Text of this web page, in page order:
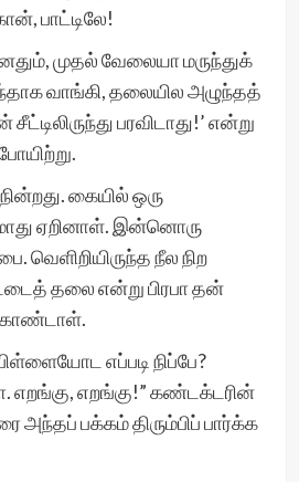
பாட்டிலே!
முதல் வேலையா மருந்துக்
வாங்கி, தலையில அழுந்தத்
பரவிடாது!’ என்று
கையில் ஒரு
ஏறினாள். இன்னொரு
வெளிறியிருந்த நீல நிற
தலை என்று பிரபா தன்
கொண்டாள்.
எப்படி நிப்பே?
எறங்கு, எறங்கு!” கண்டக்டரின்
அந்தப் பக்கம் திரும்பிப் பார்க்க